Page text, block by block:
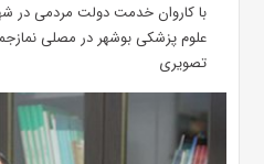
با کاروان خدمت دولت مردمی در
علوم پزشکی بوشهر در مصلی
تصویری